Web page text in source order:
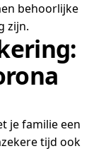
behoorlijke
zijn.
je familie een
tijd ook